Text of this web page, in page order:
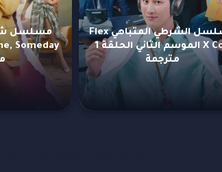
مسلسل الشرطي المتباهي Flex
X Cop الموسم الثاني الحلقة 1
مترجمة
مسلسل